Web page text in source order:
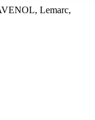
Lemarc,